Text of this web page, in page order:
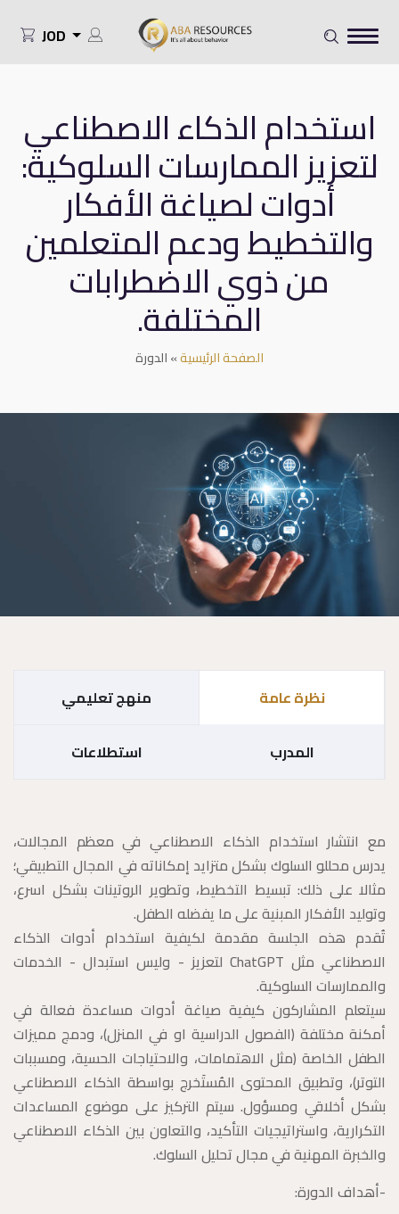
JOD
استخدام الذكاء الاصطناعي
لتعزيز الممارسات السلوكية:
أدوات لصياغة الأفكار
والتخطيط ودعم المتعلمين
من ذوي الاضطرابات
المختلفة.
الصفحة الرئيسية»الدورة
نظرة عامة منهج تعليمي
المدرب استطلاعات
مع انتشار استخدام الذكاء الاصطناعي في معظم المجالات،
يدرس محللو السلوك بشكل متزايد إمكاناته في المجال التطبيقي؛
مثالا على ذلك: تبسيط التخطيط، وتطوير الروتينات بشكل اسرع،
وتوليد الأفكار المبنية على ما يفضله الطفل.
تُقدم هذه الجلسة مقدمة لكيفية استخدام أدوات الذكاء
الاصطناعي مثل ChatGPT لتعزيز - وليس استبدال - الخدمات
والممارسات السلوكية.
سيتعلم المشاركون كيفية صياغة أدوات مساعدة فعالة في
أمكنة مختلفة (الفصول الدراسية او في المنزل)، ودمج مميزات
الطفل الخاصة (مثل الاهتمامات، والاحتياجات الحسية، ومسببات
التوتر)، وتطبيق المحتوى المُستَخرج بواسطة الذكاء الاصطناعي
بشكل أخلاقي ومسؤول. سيتم التركيز على موضوع المساعدات
التكرارية، واستراتيجيات التأكيد، والتعاون بين الذكاء الاصطناعي
والخبرة المهنية في مجال تحليل السلوك.
-أهداف الدورة: